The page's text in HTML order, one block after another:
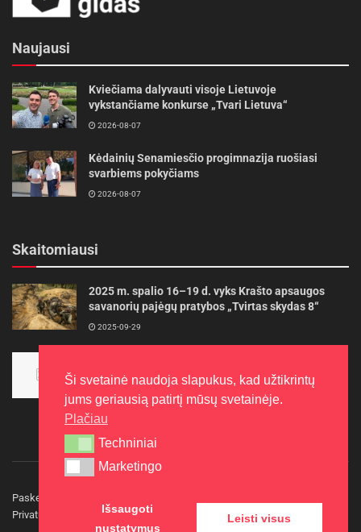
Naujausi
Kviečiama dalyvauti visoje Lietuvoje
vykstančiame konkurse „Tvari Lietuva“
2026-08-07
Kėdainių Senamiesčio progimnazija ruošiasi
svarbiems pokyčiams
2026-08-07
Skaitomiausi
2025 m. spalio 16–19 d. vyks Krašto apsaugos
savanorių pajėgų pratybos „Tvirtas skydas 8“
2025-09-29
aukso
2015-10-30
Paskelbkite naujieną
Privatumo politika
Kontaktai
Ši svetainė naudoja slapukus, kad užtikrintų
jums geriausią patirtį mūsų svetainėje.
Plačiau
Techniniai
Techniniai
Marketingo
Marketingo
Išsaugoti
nustatymus
Leisti visus